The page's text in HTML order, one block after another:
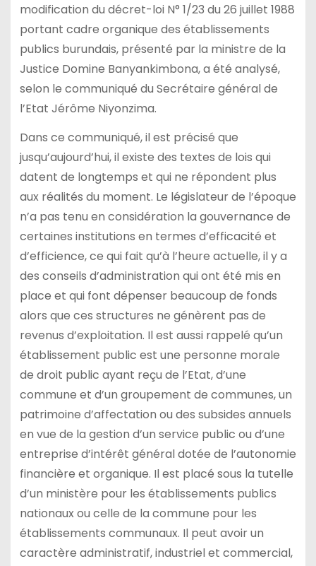
modification du décret-loi N° 1/23 du 26 juillet 1988
portant cadre organique des établissements
publics burundais, présenté par la ministre de la
Justice Domine Banyankimbona, a été analysé,
selon le communiqué du Secrétaire général de
l’Etat Jérôme Niyonzima.
Dans ce communiqué, il est précisé que
jusqu’aujourd’hui, il existe des textes de lois qui
datent de longtemps et qui ne répondent plus
aux réalités du moment. Le législateur de l’époque
n’a pas tenu en considération la gouvernance de
certaines institutions en termes d’efficacité et
d’efficience, ce qui fait qu’à l’heure actuelle, il y a
des conseils d’administration qui ont été mis en
place et qui font dépenser beaucoup de fonds
alors que ces structures ne génèrent pas de
revenus d’exploitation. Il est aussi rappelé qu’un
établissement public est une personne morale
de droit public ayant reçu de l’Etat, d’une
commune et d’un groupement de communes, un
patrimoine d’affectation ou des subsides annuels
en vue de la gestion d’un service public ou d’une
entreprise d’intérêt général dotée de l’autonomie
financière et organique. Il est placé sous la tutelle
d’un ministère pour les établissements publics
nationaux ou celle de la commune pour les
établissements communaux. Il peut avoir un
caractère administratif, industriel et commercial,